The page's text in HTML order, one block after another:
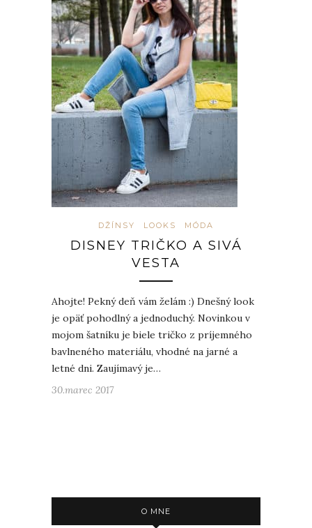
DŽÍNSY LOOKS MÓDA
DISNEY TRIČKO A SIVÁ
VESTA
Ahojte! Pekný deň vám želám :) Dnešný look
je opäť pohodlný a jednoduchý. Novinkou v
mojom šatníku je biele tričko z príjemného
bavlneného materiálu, vhodné na jarné a
letné dni. Zaujímavý je…
30.marec 2017
O MNE